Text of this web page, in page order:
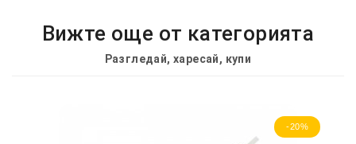
Вижте още от категорията
Разгледай, харесай, купи
-20%